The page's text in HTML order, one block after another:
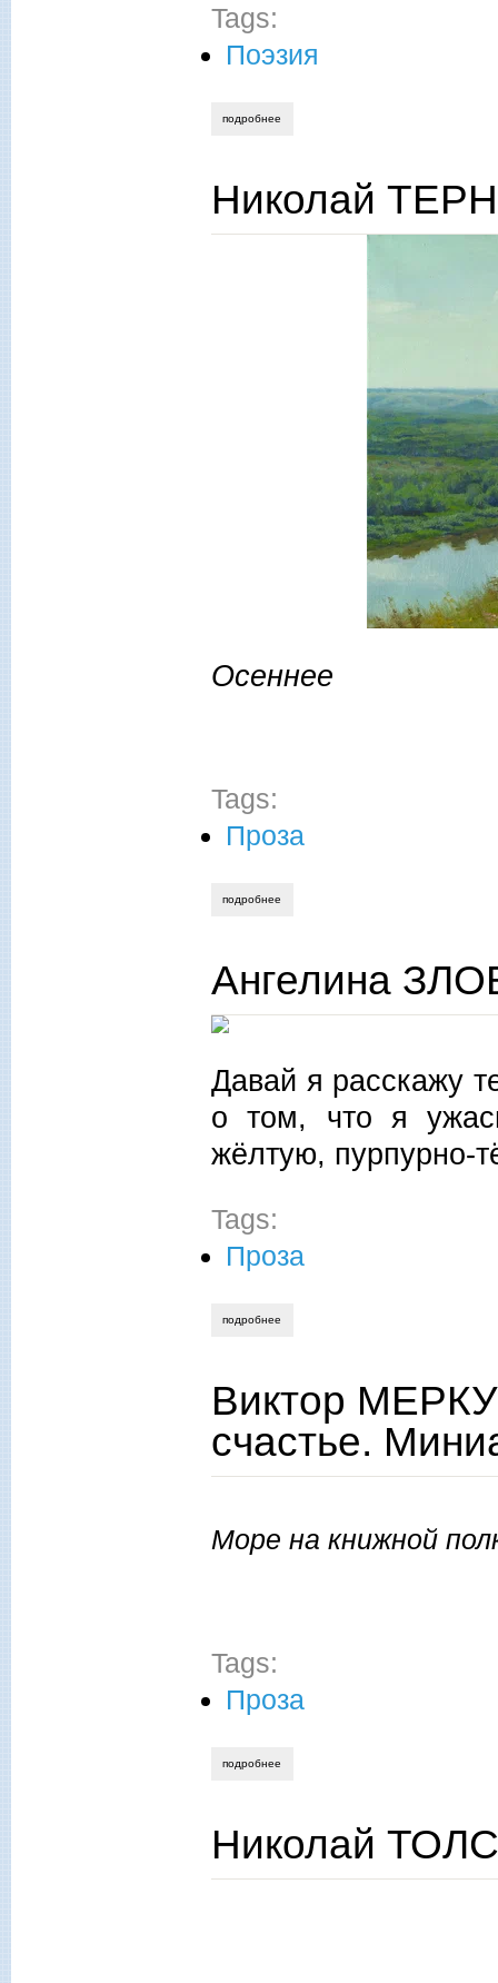
Tags:
Поэзия
подробнее
Николай
Осеннее
Tags:
Проза
подробнее
Ангелина
Давай я расскажу
о том, что я
жёлтую, пурпурно-
Tags:
Проза
подробнее
Виктор
счастье.
Море на книжной
Tags:
Проза
подробнее
Николай